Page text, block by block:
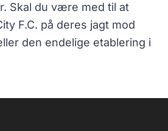
Skal du være med til at
F.C. på deres jagt mod
den endelige etablering i